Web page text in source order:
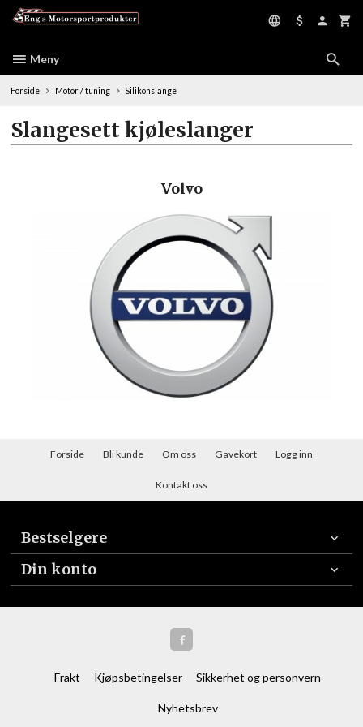
Meny
Forside Motor / tuning Silikonslange
Slangesett kjøleslanger
Volvo
Forside Bli kunde Om oss Gavekort Logg inn
Kontakt oss
Bestselgere
Din konto
Frakt Kjøpsbetingelser Sikkerhet og personvern
Nyhetsbrev